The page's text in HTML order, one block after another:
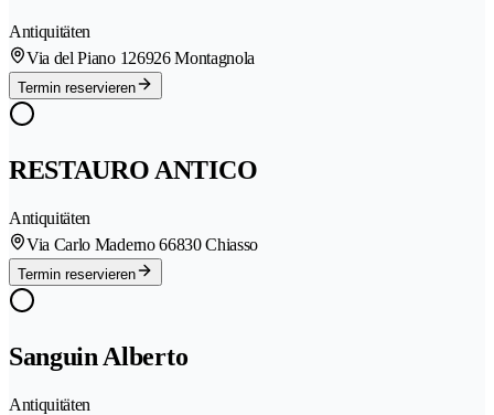
Antiquitäten
Via del Piano 126926 Montagnola
Termin reservieren
RESTAURO ANTICO
Antiquitäten
Via Carlo Maderno 66830 Chiasso
Termin reservieren
Sanguin Alberto
Antiquitäten